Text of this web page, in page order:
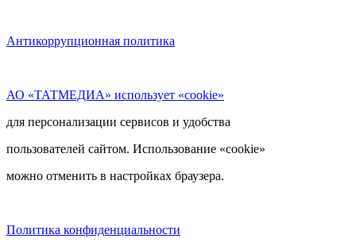
Антикоррупционная политика
АО «ТАТМЕДИА» использует «cookie»
для персонализации сервисов и удобства
пользователей сайтом. Использование «cookie»
можно отменить в настройках браузера.
Политика конфиденциальности